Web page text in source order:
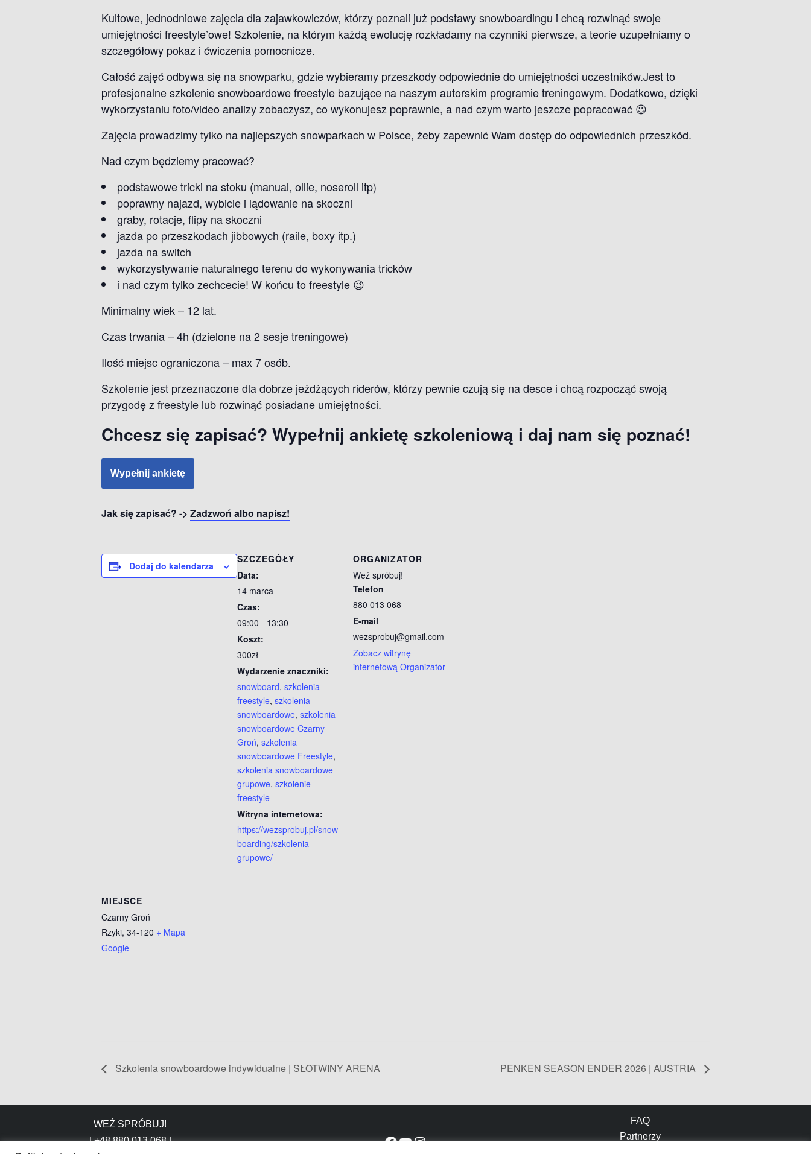
Kultowe, jednodniowe zajęcia dla zajawkowiczów, którzy poznali już podstawy snowboardingu i chcą rozwinąć swoje
umiejętności freestyle’owe! Szkolenie, na którym każdą ewolucję rozkładamy na czynniki pierwsze, a teorie uzupełniamy o
szczegółowy pokaz i ćwiczenia pomocnicze.
Całość zajęć odbywa się na snowparku, gdzie wybieramy przeszkody odpowiednie do umiejętności uczestników.Jest to
profesjonalne szkolenie snowboardowe freestyle bazujące na naszym autorskim programie treningowym. Dodatkowo, dzięki
wykorzystaniu foto/video analizy zobaczysz, co wykonujesz poprawnie, a nad czym warto jeszcze popracować 😉
Zajęcia prowadzimy tylko na najlepszych snowparkach w Polsce, żeby zapewnić Wam dostęp do odpowiednich przeszkód.
Nad czym będziemy pracować?
podstawowe tricki na stoku (manual, ollie, noseroll itp)
poprawny najazd, wybicie i lądowanie na skoczni
graby, rotacje, flipy na skoczni
jazda po przeszkodach jibbowych (raile, boxy itp.)
jazda na switch
wykorzystywanie naturalnego terenu do wykonywania tricków
i nad czym tylko zechcecie! W końcu to freestyle 😉
Minimalny wiek – 12 lat.
Czas trwania – 4h (dzielone na 2 sesje treningowe)
Ilość miejsc ograniczona – max 7 osób.
Szkolenie jest przeznaczone dla dobrze jeżdżących riderów, którzy pewnie czują się na desce i chcą rozpocząć swoją
przygodę z freestyle lub rozwinąć posiadane umiejętności.
Chcesz się zapisać? Wypełnij ankietę szkoleniową i daj nam się poznać!
Wypełnij ankietę
Jak się zapisać? -> Zadzwoń albo napisz!
Dodaj do kalendarza
SZCZEGÓŁY
Data:
14 marca
Czas:
09:00 - 13:30
Koszt:
300zł
Wydarzenie znaczniki:
snowboard, szkolenia
freestyle, szkolenia
snowboardowe, szkolenia
snowboardowe Czarny
Groń, szkolenia
snowboardowe Freestyle,
szkolenia snowboardowe
grupowe, szkolenie
freestyle
Witryna internetowa:
https://wezsprobuj.pl/snow
boarding/szkolenia-
grupowe/
ORGANIZATOR
Weź spróbuj!
Telefon
880 013 068
E-mail
wezsprobuj@gmail.com
Zobacz witrynę
internetową Organizator
MIEJSCE
Czarny Groń
Rzyki, 34-120 + Mapa
Google
Szkolenia snowboardowe indywidualne | SŁOTWINY ARENA PENKEN SEASON ENDER 2026 | AUSTRIA
WEŹ SPRÓBUJ!
| +48 880 013 068 |
FAQ
Partnerzy